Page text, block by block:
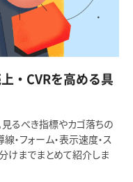
・CVRを高める具
るべき指標やカゴ落ちの
・フォーム・表示速度・ス
けまでまとめて紹介しま